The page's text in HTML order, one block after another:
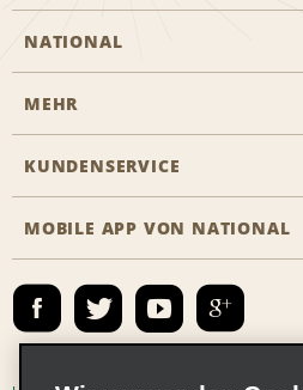
NATIONAL
Eine Reservierung vornehmen
Das Business Rental
Emerald Club Anmelden
MEHR
Karriere
KUNDENSERVICE
Barrierefreiheit
E-Mail anmelden
MOBILE APP VON NATIONAL